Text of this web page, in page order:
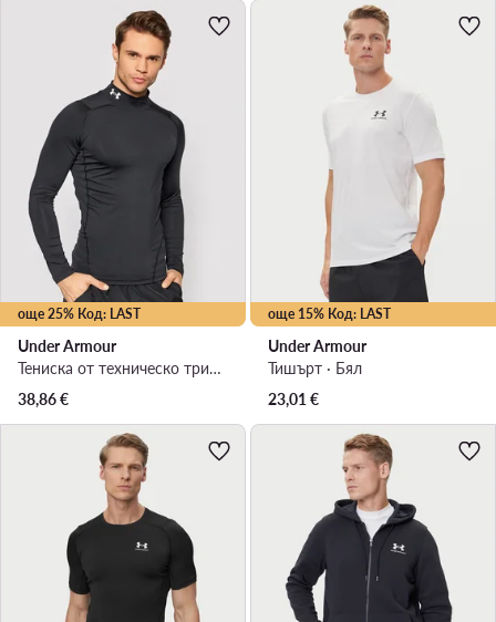
още 25% Код: LAST
Under Armour
Тениска от техническо трико · Черен
38,86€
още 15% Код: LAST
Under Armour
Тишърт · Бял
23,01 €